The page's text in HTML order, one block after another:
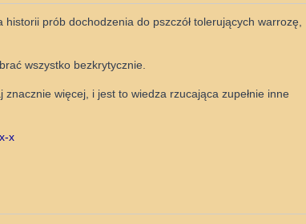
prób dochodzenia do pszczół tolerujących warrozę,
wszystko bezkrytycznie.
więcej, i jest to wiedza rzucająca zupełnie inne
x